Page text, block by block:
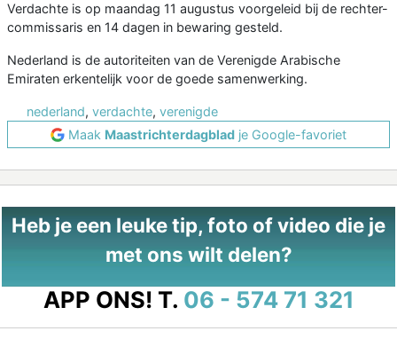
Verdachte is op maandag 11 augustus voorgeleid bij de rechter-
commissaris en 14 dagen in bewaring gesteld.
Nederland is de autoriteiten van de Verenigde Arabische
Emiraten erkentelijk voor de goede samenwerking.
nederland, verdachte, verenigde
Maak Maastrichterdagblad je Google-favoriet
Heb je een leuke tip, foto of video die je
met ons wilt delen?
APP ONS! T. 06 - 574 71 321